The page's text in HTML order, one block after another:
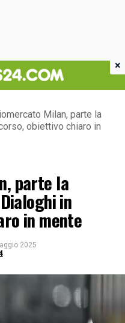
Milan, parte la
obiettivo chiaro in
parte la
in
in mente
2025
×